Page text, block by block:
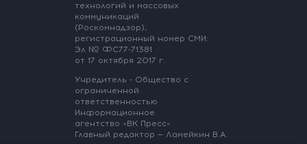
технологий и массовых
коммуникаций
(Роскомнадзор),
регистрационный номер СМИ:
Эл № ФС77-71381
от 17 октября 2017 г.
Учредитель - Общество с
ограниченной
ответственностью
Информационное
агентство «ВК Пресс».
Главный редактор — Ламейкин В.А.